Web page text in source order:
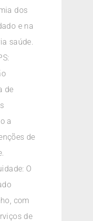
dos
e na
saúde.
de
a
de
O
com
de